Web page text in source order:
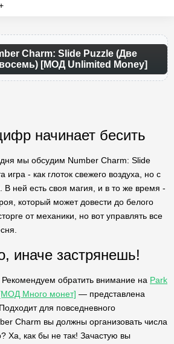
Charm: Slide Puzzle (Две
[МОД Unlimited Money]
начинает бесить
мы обсудим Number Charm: Slide
игра - как глоток свежего воздуха, но с
В ней есть своя магия, и в то же время -
который может довести до белого
от механики, но вот управлять все
иначе застрянешь!
Рекомендуем обратить внимание на Park
Много монет] — представлена
для повседневного
Charm вы должны организовать числа
Ха, как бы не так! Зачастую вы